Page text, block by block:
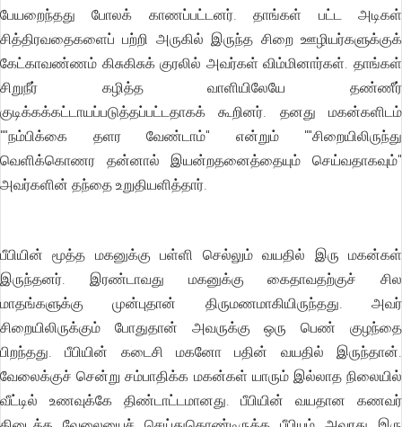
பேயறைந்தது போலக் காணப்பட்டனர். தாங்கள் பட்ட அடிகள்
சித்திரவதைகளைப் பற்றி அருகில் இருந்த சிறை ஊழியர்களுக்குக்
கேட்காவண்ணம் கிசுகிசுக் குரலில் அவர்கள் விம்மினார்கள். தாங்கள்
சிறுநீர் கழித்த வாளியிலேயே தண்ணீர்
குடிக்கக்கட்டாயப்படுத்தப்பட்டதாகக் கூறினர். தனது மகன்களிடம்
""நம்பிக்கை தளர வேண்டாம்'' என்றும் ""சிறையிலிருந்து
வெளிக்கொணர தன்னால் இயன்றதனைத்தையும் செய்வதாகவும்''
அவர்களின் தந்தை உறுதியளித்தார்.
பீபியின் மூத்த மகனுக்கு பள்ளி செல்லும் வயதில் இரு மகன்கள்
இருந்தனர். இரண்டாவது மகனுக்கு கைதாவதற்குச் சில
மாதங்களுக்கு முன்புதான் திருமணமாகியிருந்தது. அவர்
சிறையிலிருக்கும் போதுதான் அவருக்கு ஒரு பெண் குழந்தை
பிறந்தது. பீபியின் கடைசி மகனோ பதின் வயதில் இருந்தான்.
வேலைக்குச் சென்று சம்பாதிக்க மகன்கள் யாரும் இல்லாத நிலையில்
வீட்டில் உணவுக்கே திண்டாட்டமானது. பீபியின் வயதான கணவர்